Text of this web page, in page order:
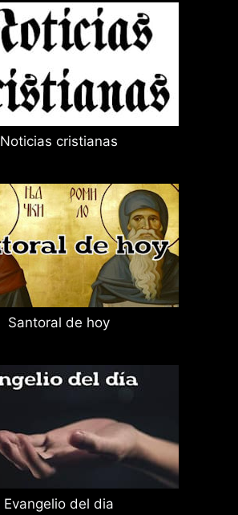
Noticias cristianas
Santoral de hoy
Evangelio del dia